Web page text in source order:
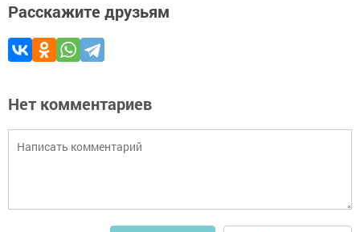
Расскажите друзьям
Нет комментариев